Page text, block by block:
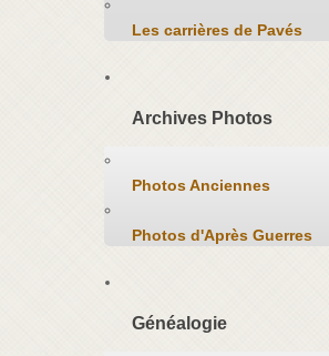
Les carrières de Pavés
Archives Photos
Photos Anciennes
Photos d'Après Guerres
Généalogie